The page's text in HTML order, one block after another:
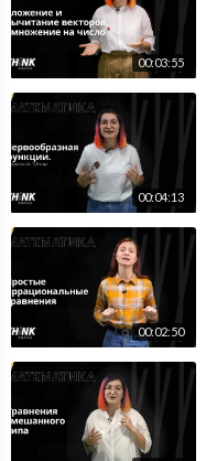
00:03:55
00:04:13
00:02:50